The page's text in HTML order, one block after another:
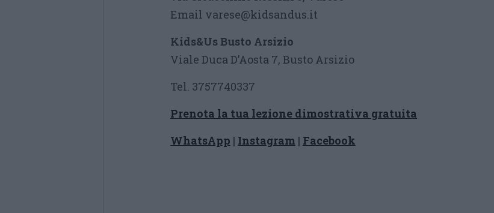
Email varese@kidsandus.it
Kids&Us Busto Arsizio
Viale Duca D’Aosta 7, Busto Arsizio
Tel. 3757740337
Prenota la tua lezione dimostrativa gratuita
WhatsApp | Instagram | Facebook